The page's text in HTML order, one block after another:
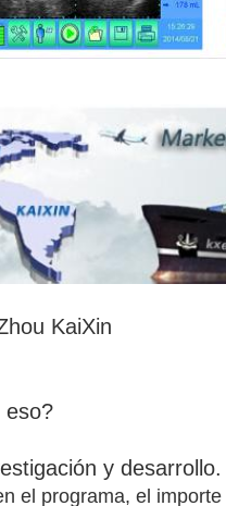
KaiXin
eso?
y desarrollo.
el programa, el